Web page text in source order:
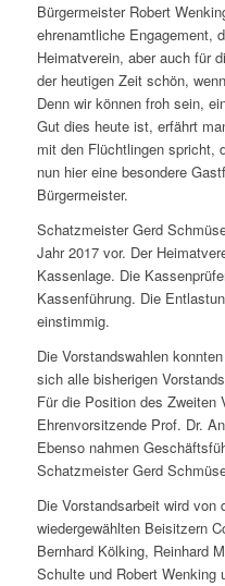
Bürgermeister Robert
ehrenamtliche Engagement,
Heimatverein, aber auch für
der heutigen Zeit schön,
Denn wir können froh sein,
Gut dies heute ist, erfährt
mit den Flüchtlingen spricht,
nun hier eine besondere
Bürgermeister.
Schatzmeister Gerd
Jahr 2017 vor. Der
Kassenlage. Die
Kassenführung. Die
einstimmig.
Die Vorstandswahlen
sich alle bisherigen
Für die Position des Zweiten
Ehrenvorsitzende Prof. Dr.
Ebenso nahmen
Schatzmeister Gerd
Die Vorstandsarbeit wird von
wiedergewählten Beisitzern
Bernhard Kölking, Reinhard
Schulte und Robert Wenking